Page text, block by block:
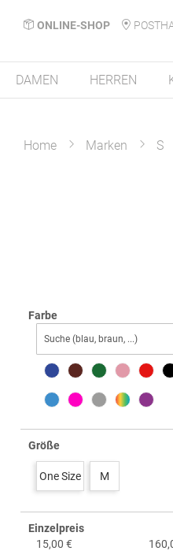
ONLINE-SHOP
DAMEN HERREN
Home Marken S
Farbe
Größe
One Size M
Einzelpreis
15,00 €